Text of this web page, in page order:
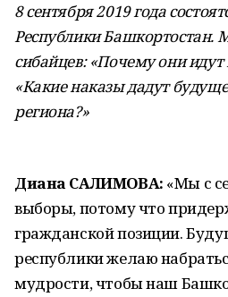
8 сентября 2019 года
Республики Башкортостан.
сибайцев: «Почему они
«Какие наказы дадут
региона?»
Диана САЛИМОВА: «Мы с
выборы, потому что
гражданской позиции.
республики желаю
мудрости, чтобы наш